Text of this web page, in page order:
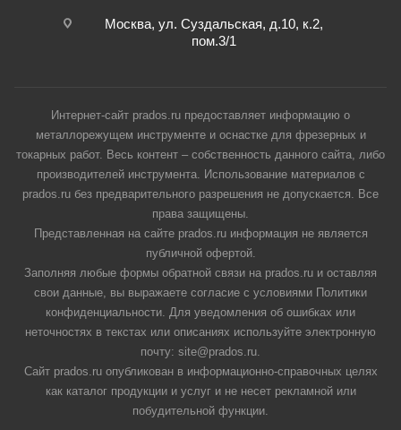
Москва, ул. Суздальская, д.10, к.2,
пом.3/1
Интернет-сайт prados.ru предоставляет информацию о
металлорежущем инструменте и оснастке для фрезерных и
токарных работ. Весь контент – собственность данного сайта, либо
производителей инструмента. Использование материалов с
prados.ru без предварительного разрешения не допускается. Все
права защищены.
Представленная на сайте prados.ru информация не является
публичной офертой.
Заполняя любые формы обратной связи на prados.ru и оставляя
свои данные, вы выражаете согласие с условиями Политики
конфиденциальности. Для уведомления об ошибках или
неточностях в текстах или описаниях используйте электронную
почту: site@prados.ru.
Сайт prados.ru опубликован в информационно-справочных целях
как каталог продукции и услуг и не несет рекламной или
побудительной функции.